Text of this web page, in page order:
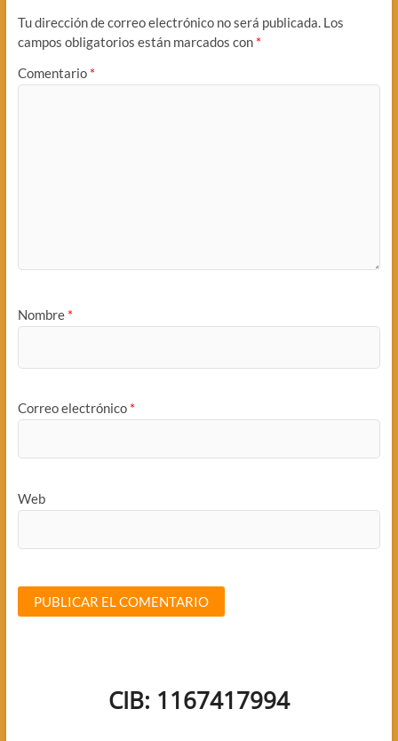
Tu dirección de correo electrónico no será publicada. Los
campos obligatorios están marcados con *
Comentario *
Nombre *
Correo electrónico *
Web
CIB: 1167417994